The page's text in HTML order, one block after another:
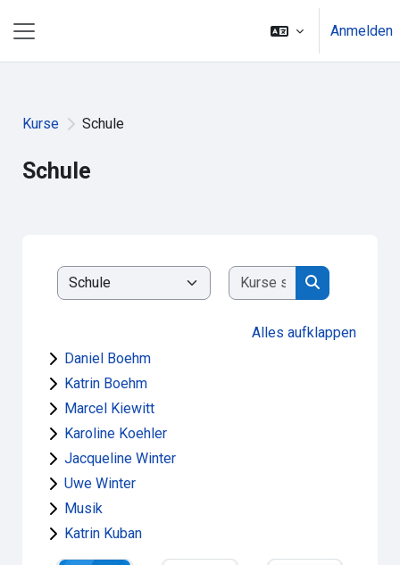
Anmelden
Kurse Schule
Schule
Kursbereiche
Kurse suchen
Kurse suchen
Alles aufklappen
Daniel Boehm
Katrin Boehm
Marcel Kiewitt
Karoline Koehler
Jacqueline Winter
Uwe Winter
Musik
Katrin Kuban